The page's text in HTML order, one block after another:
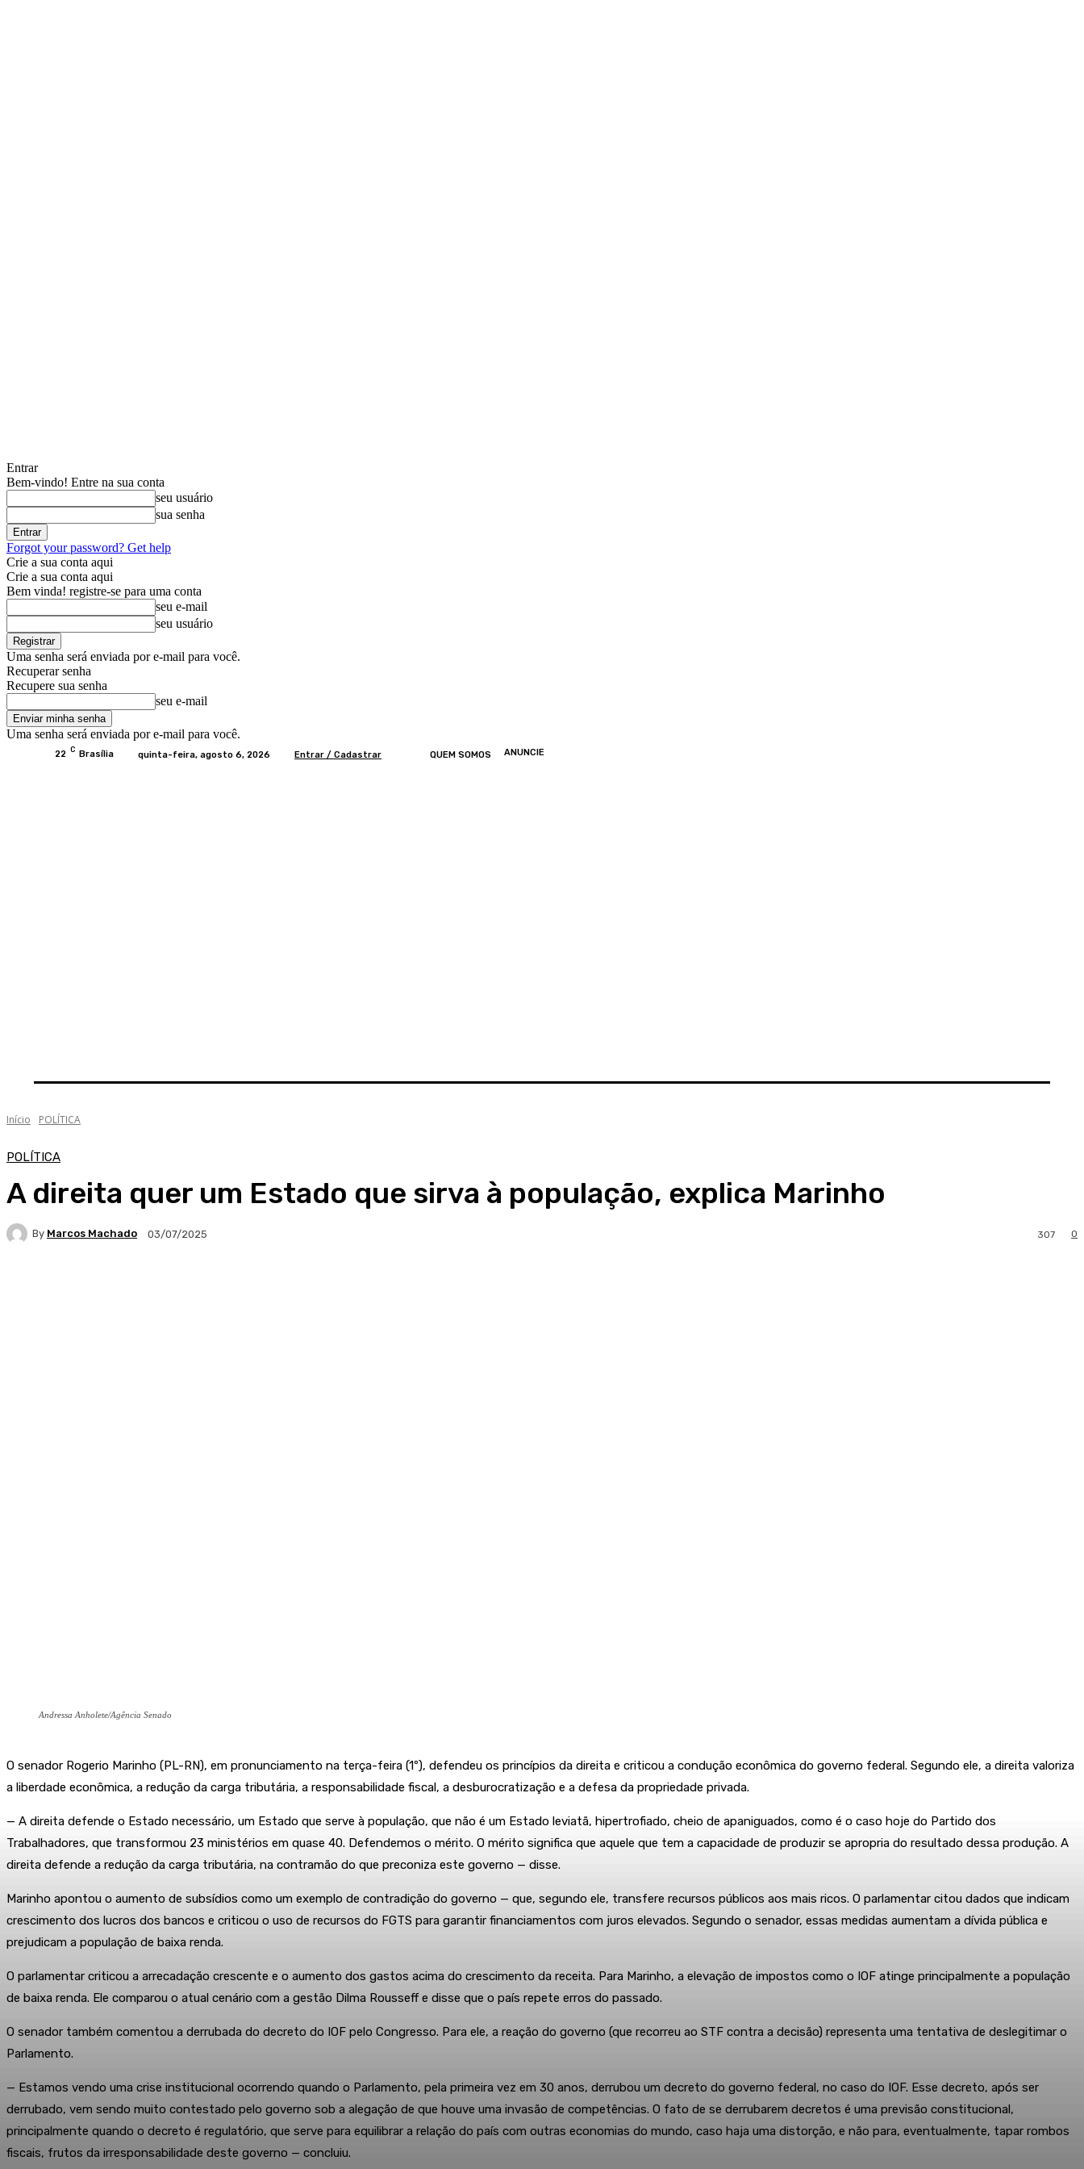
Entrar
Bem-vindo! Entre na sua conta
seu usuário
sua senha
Forgot your password? Get help
Crie a sua conta aqui
Crie a sua conta aqui
Bem vinda! registre-se para uma conta
seu e-mail
seu usuário
Uma senha será enviada por e-mail para você.
Recuperar senha
Recupere sua senha
seu e-mail
Uma senha será enviada por e-mail para você.
22 C Brasília quinta-feira, agosto 6, 2026 Entrar / Cadastrar QUEM SOMOS ANUNCIE
Início POLÍTICA
POLÍTICA
A direita quer um Estado que sirva à população, explica Marinho
By Marcos Machado 03/07/2025 0
307
Andressa Anholete/Agência Senado
O senador Rogerio Marinho (PL-RN), em pronunciamento na terça-feira (1º), defendeu os princípios da direita e criticou a condução econômica do governo federal. Segundo ele, a direita valoriza
a liberdade econômica, a redução da carga tributária, a responsabilidade fiscal, a desburocratização e a defesa da propriedade privada.
— A direita defende o Estado necessário, um Estado que serve à população, que não é um Estado leviatã, hipertrofiado, cheio de apaniguados, como é o caso hoje do Partido dos
Trabalhadores, que transformou 23 ministérios em quase 40. Defendemos o mérito. O mérito significa que aquele que tem a capacidade de produzir se apropria do resultado dessa produção. A
direita defende a redução da carga tributária, na contramão do que preconiza este governo — disse.
Marinho apontou o aumento de subsídios como um exemplo de contradição do governo — que, segundo ele, transfere recursos públicos aos mais ricos. O parlamentar citou dados que indicam
crescimento dos lucros dos bancos e criticou o uso de recursos do FGTS para garantir financiamentos com juros elevados. Segundo o senador, essas medidas aumentam a dívida pública e
prejudicam a população de baixa renda.
O parlamentar criticou a arrecadação crescente e o aumento dos gastos acima do crescimento da receita. Para Marinho, a elevação de impostos como o IOF atinge principalmente a população
de baixa renda. Ele comparou o atual cenário com a gestão Dilma Rousseff e disse que o país repete erros do passado.
O senador também comentou a derrubada do decreto do IOF pelo Congresso. Para ele, a reação do governo (que recorreu ao STF contra a decisão) representa uma tentativa de deslegitimar o
Parlamento.
— Estamos vendo uma crise institucional ocorrendo quando o Parlamento, pela primeira vez em 30 anos, derrubou um decreto do governo federal, no caso do IOF. Esse decreto, após ser
derrubado, vem sendo muito contestado pelo governo sob a alegação de que houve uma invasão de competências. O fato de se derrubarem decretos é uma previsão constitucional,
principalmente quando o decreto é regulatório, que serve para equilibrar a relação do país com outras economias do mundo, caso haja uma distorção, e não para, eventualmente, tapar rombos
fiscais, frutos da irresponsabilidade deste governo — concluiu.